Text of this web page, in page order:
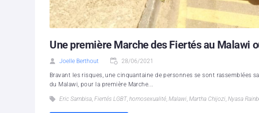
Une première Marche des Fiertés au Malawi
Joelle Berthout 28/06/2021
Bravant les risques, une cinquantaine de personnes se sont rassemblées
du Malawi, pour la première Marche...
Eric Sambisa, Fiertés LGBT, homosexualité, Malawi, Martha Chijozi, Nyasa